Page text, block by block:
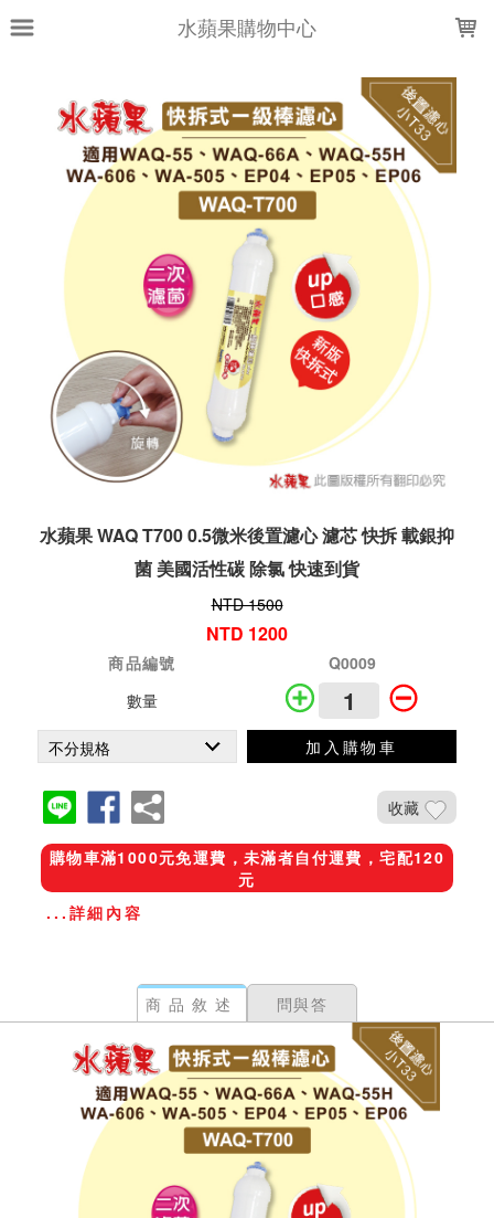
水蘋果購物中心
水蘋果 WAQ T700 0.5微米後置濾心 濾芯 快拆 載銀抑
菌 美國活性碳 除氯 快速到貨
NTD 1500
NTD 1200
商品編號
Q0009
數量
加入購物車
收藏
購物車滿1000元免運費，未滿者自付運費，宅配120
元
...詳細內容
商品敘述 問與答